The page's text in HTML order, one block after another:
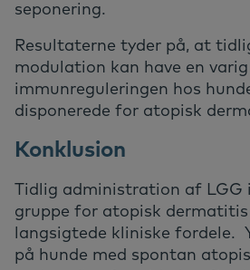
seponering.
Resultaterne tyder på, at
modulation kan have en
immunreguleringen hos
disponerede for atopisk
Konklusion
Tidlig administration af LGG
gruppe for atopisk dermatitis
langsigtede kliniske fordele.
på hunde med spontan